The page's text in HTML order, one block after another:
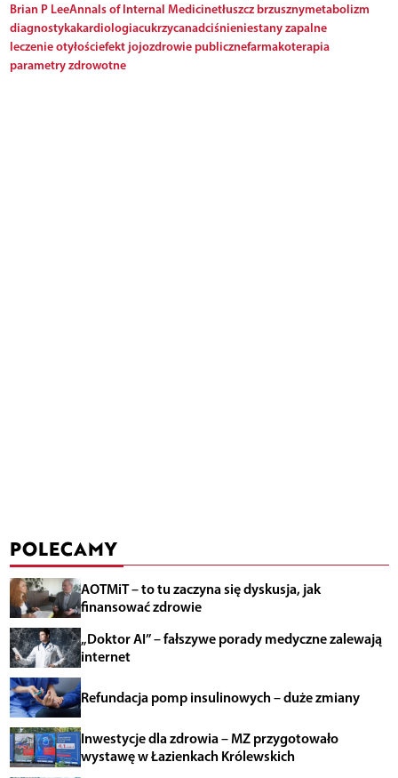
Brian P LeeAnnals of Internal Medicinetłuszcz brzusznymetabolizm
diagnostykakardiologiacukrzycanadciśnieniestany zapalne
leczenie otyłościefekt jojozdrowie publicznefarmakoterapia
parametry zdrowotne
POLECAMY
AOTMiT – to tu zaczyna się dyskusja, jak
finansować zdrowie
„Doktor AI” – fałszywe porady medyczne zalewają
internet
Refundacja pomp insulinowych – duże zmiany
Inwestycje dla zdrowia – MZ przygotowało
wystawę w Łazienkach Królewskich